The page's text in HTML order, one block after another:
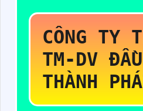
CÔNG TY
TM-DV
THÀNH